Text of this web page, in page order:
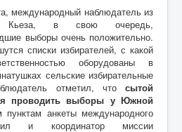
международный наблюдатель из
Кьеза, в свою очередь,
выборы очень положительно.
списки избирателей, с какой
оборудованы в
сельские избирательные
отметил, что сытой
проводить выборы у Южной
анкеты международного
и координатор миссии